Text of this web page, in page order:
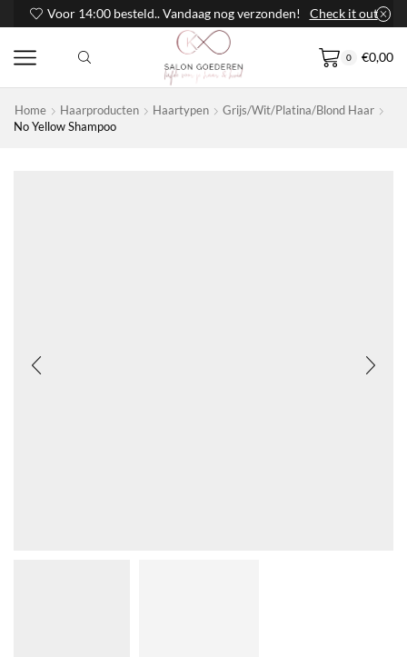
Voor 14:00 besteld.. Vandaag nog verzonden! Check it out
0 €0,00
Home Haarproducten Haartypen
Grijs/wit/platina/blond Haar
No Yellow Shampoo